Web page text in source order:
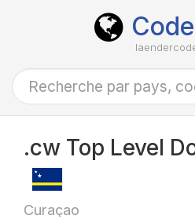
.cw Top Level
Curaçao